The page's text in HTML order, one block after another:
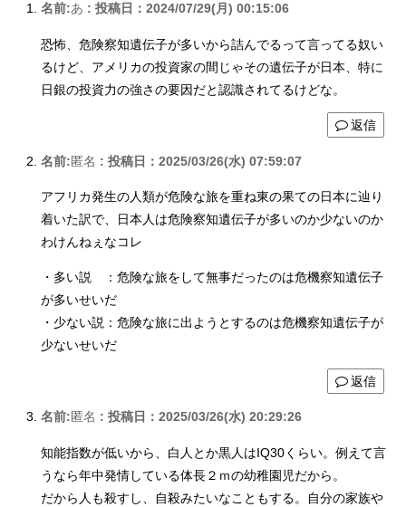
名前:あ : 投稿日：2024/07/29(月) 00:15:06
恐怖、危険察知遺伝子が多いから詰んでるって言ってる奴い
るけど、アメリカの投資家の間じゃその遺伝子が日本、特に
日銀の投資力の強さの要因だと認識されてるけどな。
返信
名前:匿名 : 投稿日：2025/03/26(水) 07:59:07
アフリカ発生の人類が危険な旅を重ね東の果ての日本に辿り
着いた訳で、日本人は危険察知遺伝子が多いのか少ないのか
わけんねぇなコレ
・多い説 ：危険な旅をして無事だったのは危機察知遺伝子
が多いせいだ
・少ない説：危険な旅に出ようとするのは危機察知遺伝子が
少ないせいだ
返信
名前:匿名 : 投稿日：2025/03/26(水) 20:29:26
知能指数が低いから、白人とか黒人はIQ30くらい。例えて言
うなら年中発情している体長２ｍの幼稚園児だから。
だから人も殺すし、自殺みたいなこともする。自分の家族や